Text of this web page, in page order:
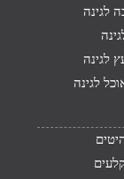
לגינה
לגינה
לגינה